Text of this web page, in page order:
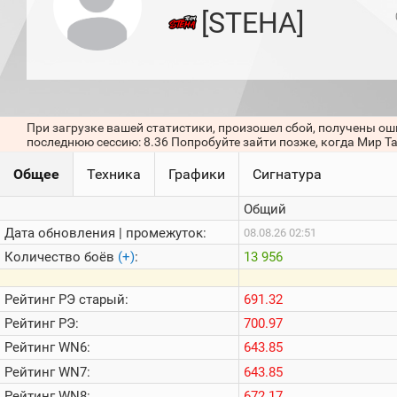
последние
сессии)
1000
стримеров
Информация
Онлайн
Цветовая
шкала
[STEHA]
При загрузке вашей статистики, произошел сбой, получены
последнюю сессию: 8.36 Попробуйте зайти позже, когда Мир
Общее Техника Графики Сигнатура
Дата обновления | промежуток:
Количество боёв (+):
РейтингРЭ старый:
РейтингРЭ:
РейтингWN6:
РейтингWN7:
Общий
08.08.26 02:51
13 956
691.32
700.97
643.85
643.85